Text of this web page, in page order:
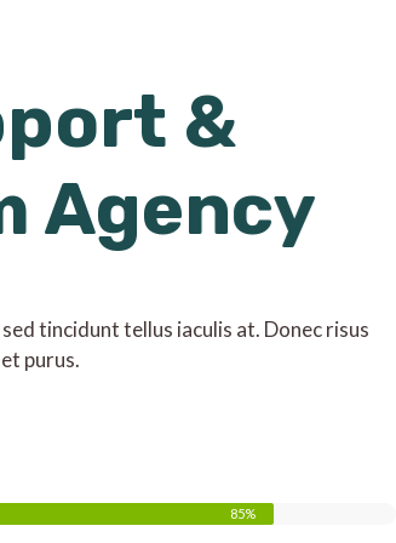
&
Agency
tincidunt tellus iaculis at. Donec risus
purus.
85%